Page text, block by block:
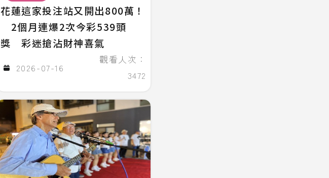
花蓮這家投注站又開出800萬！
2個月連爆2次今彩539頭
獎 彩迷搶沾財神喜氣
2026-07-16
觀看人次：
3472